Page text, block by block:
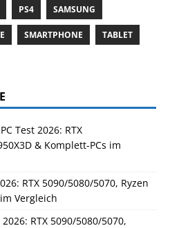
PS4 SAMSUNG
SMARTPHONE TABLET
Test 2026: RTX
& Komplett-PCs im
RTX 5090/5080/5070, Ryzen
Vergleich
RTX 5090/5080/5070,